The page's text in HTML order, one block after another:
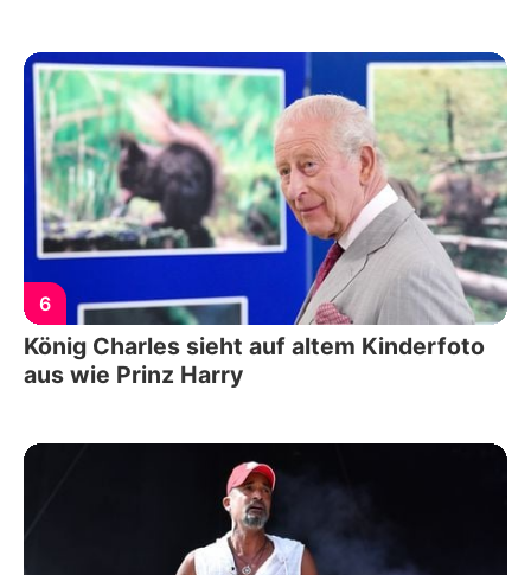
6
König Charles sieht auf altem Kinderfoto
aus wie Prinz Harry